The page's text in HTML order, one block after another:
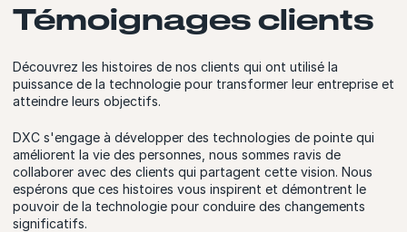
Témoignages clients
Découvrez les histoires de nos clients qui ont utilisé la
puissance de la technologie pour transformer leur entreprise et
atteindre leurs objectifs.
DXC s'engage à développer des technologies de pointe qui
améliorent la vie des personnes, nous sommes ravis de
collaborer avec des clients qui partagent cette vision. Nous
espérons que ces histoires vous inspirent et démontrent le
pouvoir de la technologie pour conduire des changements
significatifs.